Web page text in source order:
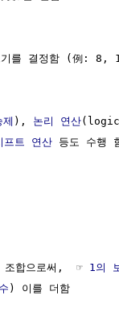
기를 결정함 (例: 8,
제 ), 논리 연산
프트 연산 등도 수행
합으로써,  ☞
1의
) 이를 더함